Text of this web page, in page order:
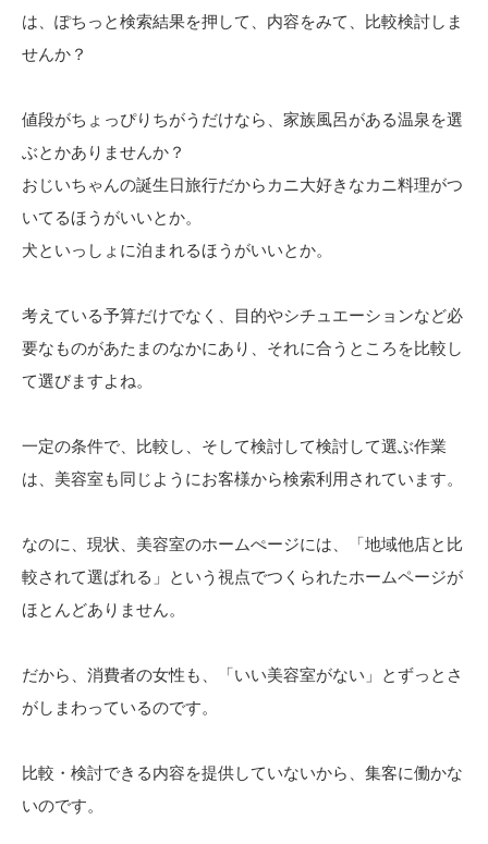
は、ぽちっと検索結果を押して、内容をみて、比較検討しま
せんか？
値段がちょっぴりちがうだけなら、家族風呂がある温泉を選
ぶとかありませんか？
おじいちゃんの誕生日旅行だからカニ大好きなカニ料理がつ
いてるほうがいいとか。
犬といっしょに泊まれるほうがいいとか。
考えている予算だけでなく、目的やシチュエーションなど必
要なものがあたまのなかにあり、それに合うところを比較し
て選びますよね。
一定の条件で、比較し、そして検討して検討して選ぶ作業
は、美容室も同じようにお客様から検索利用されています。
なのに、現状、美容室のホームぺージには、「地域他店と比
較されて選ばれる」という視点でつくられたホームページが
ほとんどありません。
だから、消費者の女性も、「いい美容室がない」とずっとさ
がしまわっているのです。
比較・検討できる内容を提供していないから、集客に働かな
いのです。